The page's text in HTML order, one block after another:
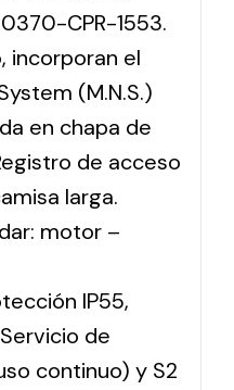
CPR-1553.
incorporan el
(M.N.S.)
en chapa de
de acceso
larga.
motor –
IP55,
de
continuo) y S2